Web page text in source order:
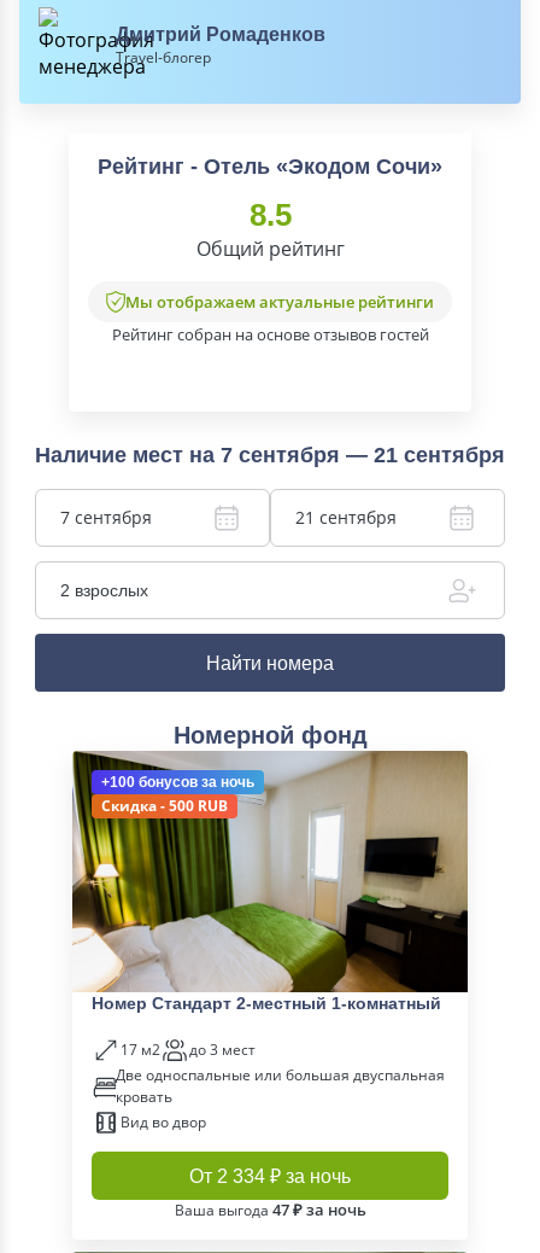
Дмитрий Ромаденков
Travel-блогер
Рейтинг - Отель «Экодом Сочи»
8.5
Общий рейтинг
Мы отображаем актуальные рейтинги
Рейтинг собран на основе отзывов гостей
Наличие мест на 7 сентября — 21 сентября
7 сентября 21 сентября
2 взрослых
Найти номера
Номерной фонд
+100 бонусов за ночь
Скидка - 500 RUB
Номер Стандарт 2-местный 1-комнатный
17 м2
до 3 мест
Две односпальные или большая двуспальная
кровать
Вид во двор
От 2 334 ₽ за ночь
Ваша выгода 47 ₽ за ночь